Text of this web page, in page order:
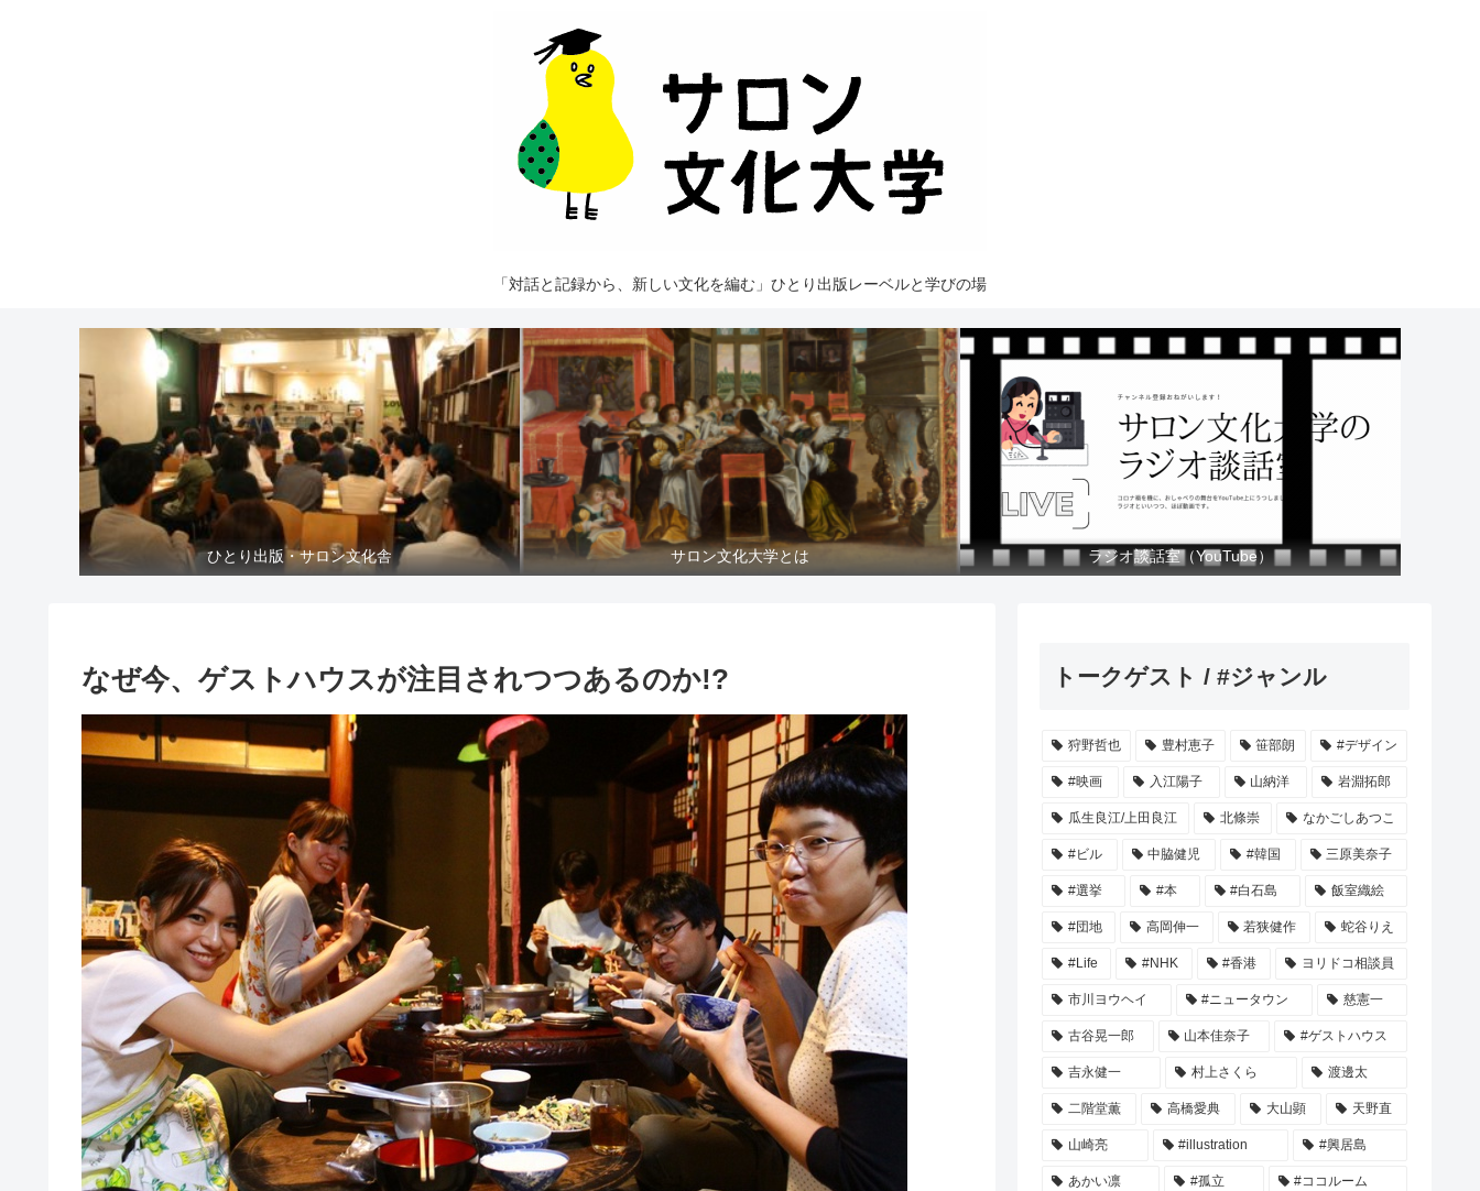
「対話と記録から、新しい文化を編む」ひとり出版レーベルと学びの場
ひとり出版・サロン文化舎 サロン文化大学とは ラジオ談話室（YouTube）
なぜ今、ゲストハウスが注目されつつあるのか!? トークゲスト / #ジャンル
狩野哲也 豊村恵子 笹部朗 #デザイン
#映画 入江陽子 山納洋 岩淵拓郎
瓜生良江/上田良江 北條崇 なかごしあつこ
#ビル 中脇健児 #韓国 三原美奈子
#選挙 #本 #白石島 飯室織絵
#団地 高岡伸一 若狭健作 蛇谷りえ
#Life #NHK #香港 ヨリドコ相談員
市川ヨウヘイ #ニュータウン 慈憲一
古谷晃一郎 山本佳奈子 #ゲストハウス
吉永健一 村上さくら 渡邊太
二階堂薫 高橋愛典 大山顕 天野直
山崎亮 #illustration #興居島
あかい凛 #孤立 #ココルーム